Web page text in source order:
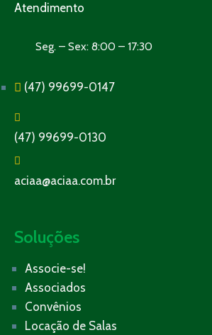
Atendimento
Seg. – Sex: 8:00 – 17:30
(47) 99699-0147
(47) 99699-0130
aciaa@aciaa.com.br
Soluções
Associe-se!
Associados
Convênios
Locação de Salas